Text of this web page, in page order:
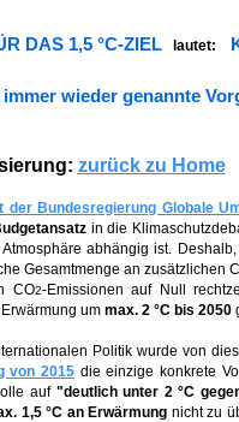
DAS 1,5 °C-ZIEL lautet:
wieder genannte
zurück zu Home
Bundesregierung Globale
in die
abhängig ist.
Gesamtmenge an zusätzlichen
CO2-Emissionen auf Null
um max. 2 °C bis 2050
Politik wurde von
von 2015 die einzige konkrete
auf "deutlich unter 2 °C
1,5 °C an Erwärmung nicht zu